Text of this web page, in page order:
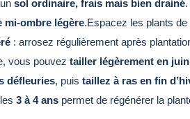
sol ordinaire, frais mais bien drainé
mi-ombre légère.Espacez les plants de
: arrosez régulièrement après
vous pouvez tailler légèrement en juin
défleuries, puis taillez à ras en fin
3 à 4 ans permet de régénérer la